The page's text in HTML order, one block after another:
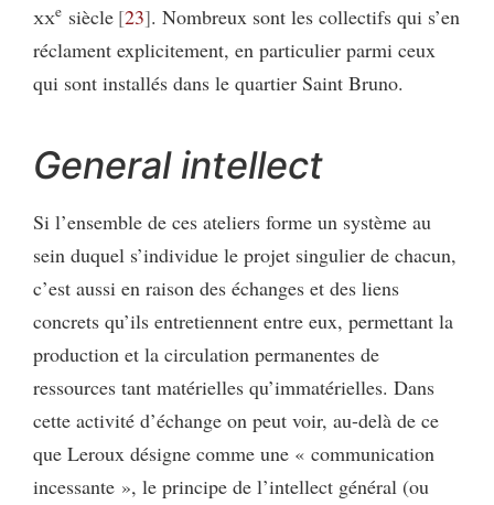
xxe siècle 23 . Nombreux sont les collectifs qui s’en
réclament explicitement, en particulier parmi ceux
qui sont installés dans le quartier Saint Bruno.
General intellect
Si l’ensemble de ces ateliers forme un système au
sein duquel s’individue le projet singulier de chacun,
c’est aussi en raison des échanges et des liens
concrets qu’ils entretiennent entre eux, permettant la
production et la circulation permanentes de
ressources tant matérielles qu’immatérielles. Dans
cette activité d’échange on peut voir, au-delà de ce
que Leroux désigne comme une « communication
incessante », le principe de l’intellect général (ou